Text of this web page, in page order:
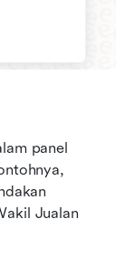
panel
Jualan